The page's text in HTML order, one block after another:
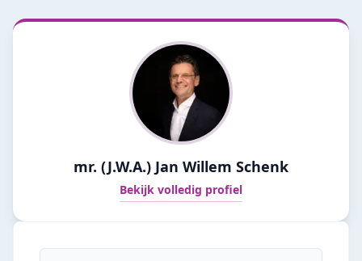
mr. (J.W.A.) Jan Willem Schenk
Bekijk volledig profiel